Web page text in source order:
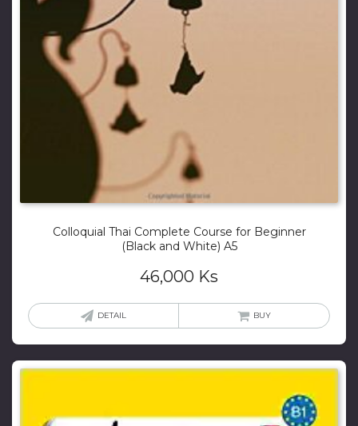
Colloquial Thai Complete Course for Beginner
(Black and White) A5
46,000 Ks
DETAIL BUY